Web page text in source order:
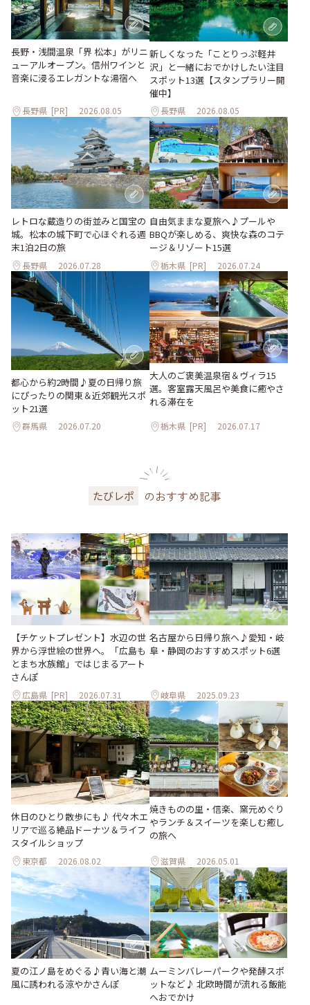
長野・浅間温泉「界 松本」がリニ
ューアルオープン。信州ワインと
音楽に浸るエレガントな湯宿へ
長野県 [PR] 2026.08.05
新しくなった「ことりっぷ軽井
沢」と一緒におでかけしたい注目
スポット13選【スタンプラリー開
催中】
長野県 2026.08.05
レトロな蔵造りの街並みと国宝の
城。松本の城下町で心ほぐれる週
末1泊2日の旅
長野県 2026.07.28
自由気ままな夏旅へ♪プールや
BBQが楽しめる、爽快な森のコテ
ージ＆リゾート15選
栃木県 [PR] 2026.07.24
都心から約2時間♪夏の日帰り旅
にぴったりの関東＆近郊観光スポ
ット21選
群馬県 2026.07.20
大人のご褒美温泉宿＆ヴィラ15
選。客室露天風呂や美食に癒やさ
れる滞在を
栃木県 [PR] 2026.07.17
たびレポ のおすすめ記事
【チケットプレゼント】水辺の世
界から浮世絵の世界へ。「広島も
とまち水族館」ではじまるアート
さんぽ
広島県 [PR] 2026.07.31
名古屋から日帰り旅へ♪愛知・岐
阜・静岡のおすすめスポット6選
岐阜県 2025.09.23
休日のひとり散歩にも♪ 代々木エ
リアで巡る絶品ドーナツ＆ライフ
スタイルショップ
東京都 2026.08.02
焼きものの里・信楽、窯元めぐり
やランチ＆スイーツを楽しむ癒し
の旅へ
滋賀県 2026.05.01
夏の江ノ島をめぐる♪青い海と潮
風に誘われる涼やかさんぽ
ムーミンバレーパークや発酵スポ
ットなど♪ 北欧時間が流れる飯能
へおでかけ